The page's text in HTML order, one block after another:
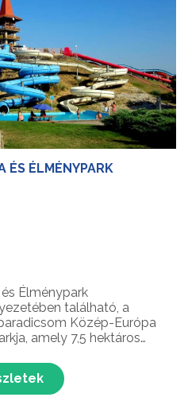
ÉS ÉLMÉNYPARK
Élménypark
található, a
Közép-Európa
amely 7,5 hektáros
programokkal